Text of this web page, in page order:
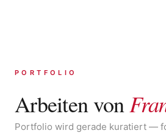
PORTFOLIO
Arbeiten von
Portfolio wird gerade kuratiert —